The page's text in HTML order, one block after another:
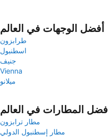
أفضل الوجهات في العالم
طرابزون
اسطنبول
جنيف
Vienna
ميلانو
أفضل المطارات في العالم
مطار ترابزون
مطار إسطنبول الدولي